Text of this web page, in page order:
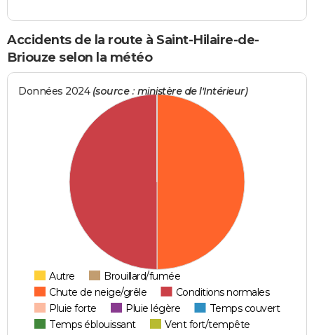
Accidents de la route à Saint-Hilaire-de-
Briouze selon la météo
Données 2024 (source : ministère de l'Intérieur)
Autre
Brouillard/fumée
Chute de neige/grêle
Conditions normales
Pluie forte
Pluie légère
Temps couvert
Temps éblouissant
Vent fort/tempête